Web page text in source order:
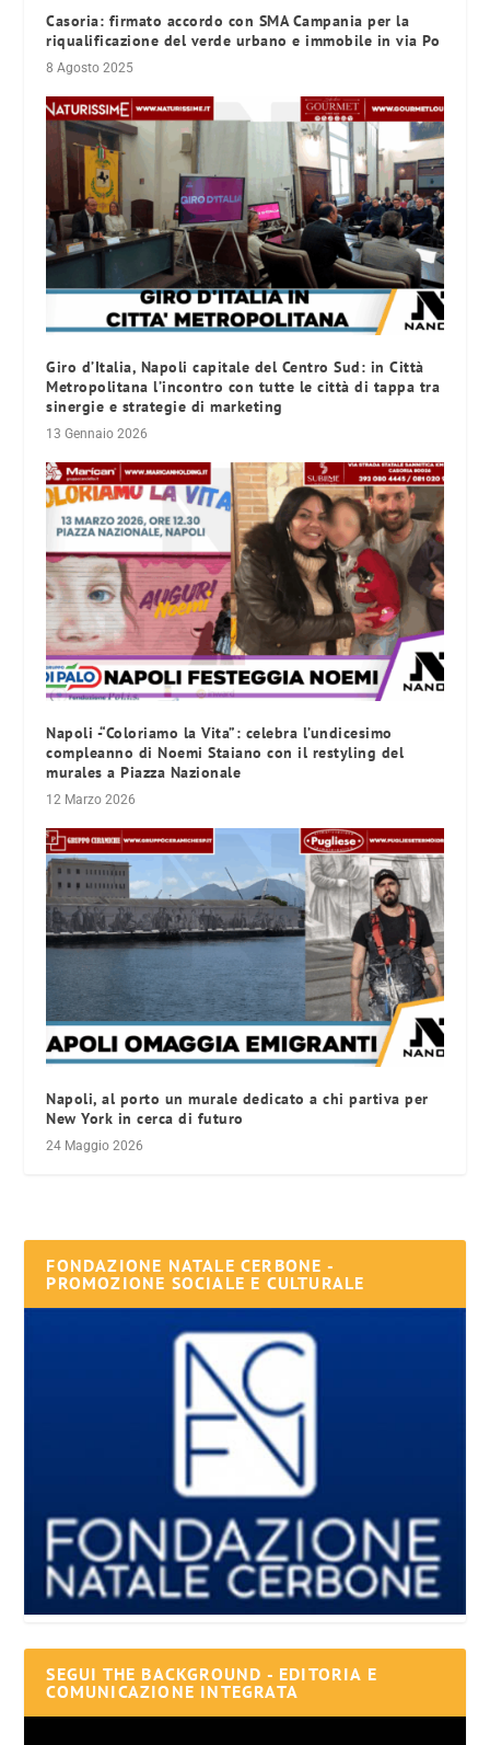
Casoria: firmato accordo con SMA Campania per la
riqualificazione del verde urbano e immobile in via Po
8 Agosto 2025
Giro d’Italia, Napoli capitale del Centro Sud: in Città
Metropolitana l’incontro con tutte le città di tappa tra
sinergie e strategie di marketing
13 Gennaio 2026
Napoli -“Coloriamo la Vita”: celebra l’undicesimo
compleanno di Noemi Staiano con il restyling del
murales a Piazza Nazionale
12 Marzo 2026
Napoli, al porto un murale dedicato a chi partiva per
New York in cerca di futuro
24 Maggio 2026
FONDAZIONE NATALE CERBONE -
PROMOZIONE SOCIALE E CULTURALE
SEGUI THE BACKGROUND - EDITORIA E
COMUNICAZIONE INTEGRATA